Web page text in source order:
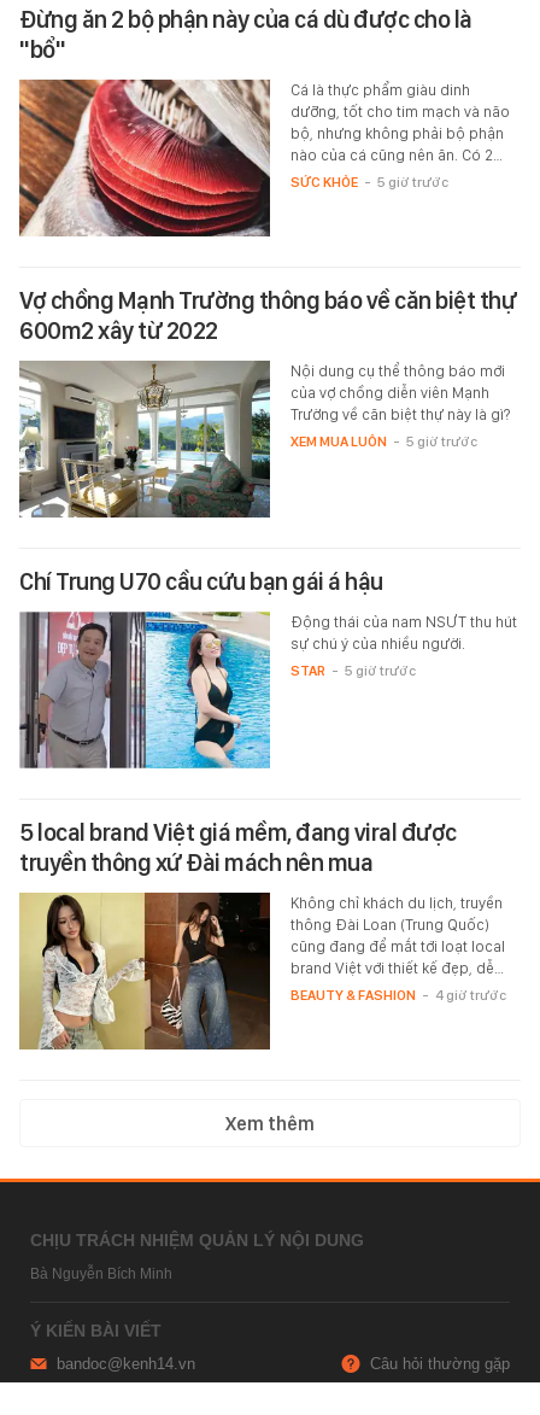
Đừng ăn 2 bộ phận này của cá dù được cho là
"bổ"
Cá là thực phẩm giàu dinh
dưỡng, tốt cho tim mạch và não
bộ, nhưng không phải bộ phận
nào của cá cũng nên ăn. Có 2…
SỨC KHỎE - 5 giờ trước
Vợ chồng Mạnh Trường thông báo về căn biệt thự
600m2 xây từ 2022
Nội dung cụ thể thông báo mới
của vợ chồng diễn viên Mạnh
Trường về căn biệt thự này là gì?
XEM MUA LUÔN - 5 giờ trước
Chí Trung U70 cầu cứu bạn gái á hậu
Động thái của nam NSƯT thu hút
sự chú ý của nhiều người.
STAR - 5 giờ trước
5 local brand Việt giá mềm, đang viral được
truyền thông xứ Đài mách nên mua
Không chỉ khách du lịch, truyền
thông Đài Loan (Trung Quốc)
cũng đang để mắt tới loạt local
brand Việt với thiết kế đẹp, dễ…
BEAUTY & FASHION - 4 giờ trước
Xem thêm
CHỊU TRÁCH NHIỆM QUẢN LÝ NỘI DUNG
Bà Nguyễn Bích Minh
Ý KIẾN BÀI VIẾT
bandoc@kenh14.vn Câu hỏi thường gặp